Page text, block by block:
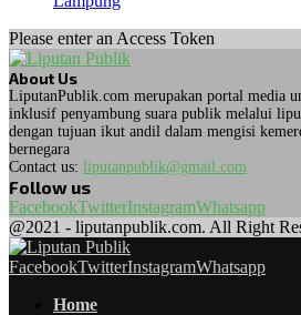
Please enter an Access Token
About Us
LiputanPublik.com merupakan portal media
inklusif penyambung suara publik melalui
dengan tujuan ikut andil dalam mengisi
bernegara
Contact us: liputanpublik@gmail.com
Follow us
FacebookTwitterInstagramWhatsapp
@2021 - liputanpublik.com. All Right
FacebookTwitterInstagramWhatsapp
Home